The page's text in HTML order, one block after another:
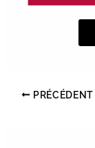
PRÉCÉDENT